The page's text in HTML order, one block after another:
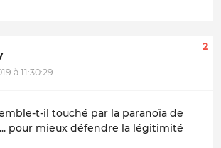
à 11:30:29
2
t-il touché par la paranoïa de
pour mieux défendre la légitimité